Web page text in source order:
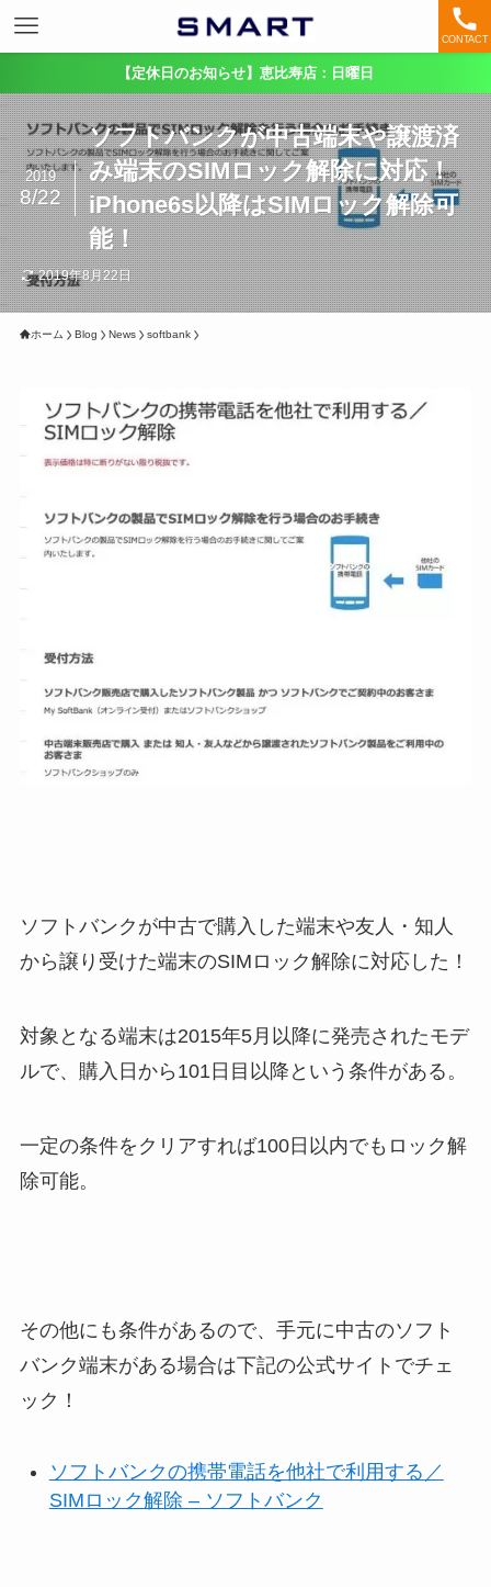
CONTACT
【定休日のお知らせ】恵比寿店：日曜日
ソフトバンクが中古端末や譲渡済
み端末のSIMロック解除に対応！
iPhone6s以降はSIMロック解除可
能！
2019
8/22
2019年8月22日
ホーム Blog News softbank
ソフトバンクが中古で購入した端末や友人・知人
から譲り受けた端末のSIMロック解除に対応した！
対象となる端末は2015年5月以降に発売されたモデ
ルで、購入日から101日目以降という条件がある。
一定の条件をクリアすれば100日以内でもロック解
除可能。
その他にも条件があるので、手元に中古のソフト
バンク端末がある場合は下記の公式サイトでチェ
ック！
ソフトバンクの携帯電話を他社で利用する／
SIMロック解除 – ソフトバンク